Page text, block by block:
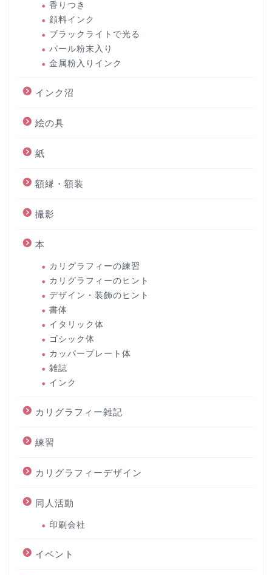
香りつき
顔料インク
ブラックライトで光る
パール粉末入り
金属粉入りインク
インク沼
絵の具
紙
額縁・額装
撮影
本
カリグラフィーの練習
カリグラフィーのヒント
デザイン・装飾のヒント
書体
イタリック体
ゴシック体
カッパープレート体
雑誌
インク
カリグラフィー雑記
練習
カリグラフィーデザイン
同人活動
印刷会社
イベント